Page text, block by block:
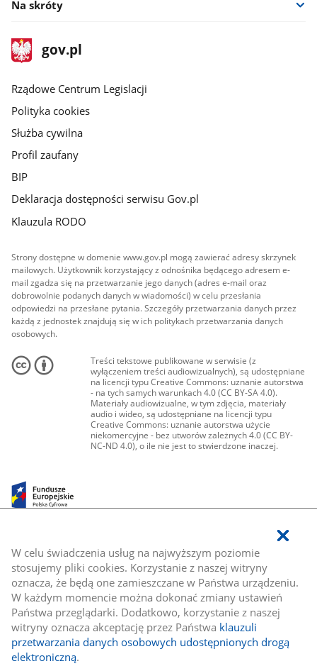
W celu świadczenia usług na najwyższym poziomie
stosujemy pliki cookies. Korzystanie z naszej witryny
oznacza, że będą one zamieszczane w Państwa urządzeniu.
W każdym momencie można dokonać zmiany ustawień
Państwa przeglądarki. Dodatkowo, korzystanie z naszej
witryny oznacza akceptację przez Państwa klauzuli
przetwarzania danych osobowych udostępnionych drogą
elektroniczną.
Na skróty
stopka
gov.plStrona
gov.pl
Rządowe Centrum Legislacji
Polityka cookies
Służba cywilna
Profil zaufany
BIP
Deklaracja dostępności serwisu Gov.pl
Klauzula RODO
Strony dostępne w domenie www.gov.pl mogą zawierać adresy skrzynek
mailowych. Użytkownik korzystający z odnośnika będącego adresem e-
mail zgadza się na przetwarzanie jego danych (adres e-mail oraz
dobrowolnie podanych danych w wiadomości) w celu przesłania
odpowiedzi na przesłane pytania. Szczegóły przetwarzania danych przez
każdą z jednostek znajdują się w ich politykach przetwarzania danych
osobowych.
Treści tekstowe publikowane w serwisie (z
wyłączeniem treści audiowizualnych), są udostępniane
na licencji typu Creative Commons: uznanie autorstwa
- na tych samych warunkach 4.0 (CC BY-SA 4.0).
Materiały audiowizualne, w tym zdjęcia, materiały
audio i wideo, są udostępniane na licencji typu
Creative Commons: uznanie autorstwa użycie
niekomercyjne - bez utworów zależnych 4.0 (CC BY-
NC-ND 4.0), o ile nie jest to stwierdzone inaczej.